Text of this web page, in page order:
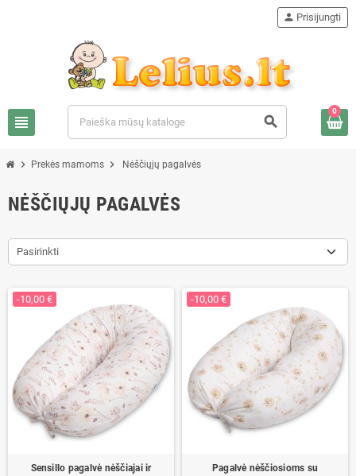
view_headline search
person Prisijungti
0
chevron_right Prekės mamoms chevron_right Nėščiųjų pagalvės
NĖŠČIŲJŲ PAGALVĖS
Pasirinkti
-10,00 €
Sensillo pagalvė nėščiajai ir
-10,00 €
Pagalvė nėščiosioms su